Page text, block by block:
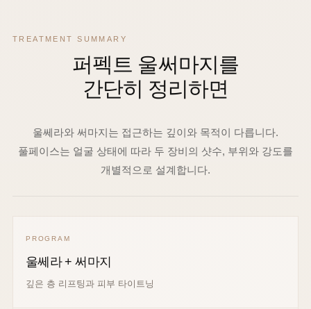
TREATMENT SUMMARY
퍼펙트 울써마지를
간단히 정리하면
울쎄라와 써마지는 접근하는 깊이와 목적이 다릅니다.
풀페이스는 얼굴 상태에 따라 두 장비의 샷수, 부위와 강도를
개별적으로 설계합니다.
PROGRAM
울쎄라 + 써마지
깊은 층 리프팅과 피부 타이트닝